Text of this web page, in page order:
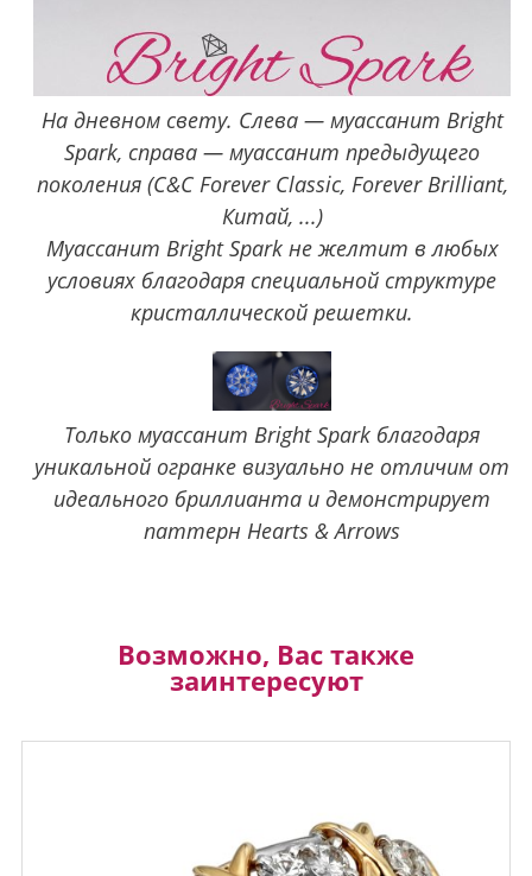
На дневном свету. Слева — муассанит Bright
Spark, справа — муассанит предыдущего
поколения (C&C Forever Classic, Forever Brilliant,
Китай, ...)
Муассанит Bright Spark не желтит в любых
условиях благодаря специальной структуре
кристаллической решетки.
Только муассанит Bright Spark благодаря
уникальной огранке визуально не отличим от
идеального бриллианта и демонстрирует
паттерн Hearts & Arrows
Возможно, Вас также
заинтересуют